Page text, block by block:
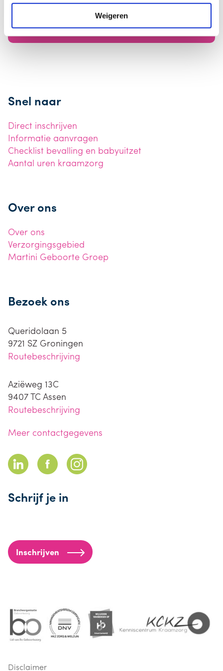
Weigeren
Jouw e-mail wordt binnen 2 werkdagen
beantwoord
Snel naar
Direct inschrijven
Informatie aanvragen
Checklist bevalling en babyuitzet
Aantal uren kraamzorg
Over ons
Over ons
Verzorgingsgebied
Martini Geboorte Groep
Bezoek ons
Queridolaan 5
9721 SZ Groningen
Routebeschrijving
Aziëweg 13C
9407 TC Assen
Routebeschrijving
Meer contactgegevens
Schrijf je in
Inschrijven
Disclaimer